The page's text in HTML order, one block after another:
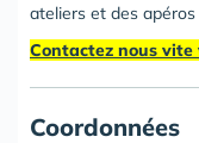
ateliers et des apéros
Contactez nous
Coordonnées